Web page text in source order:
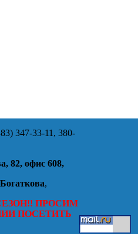
347-33-11, 380-
82, офис 608,
,
ПРОСИМ
ПОСЕТИТЬ